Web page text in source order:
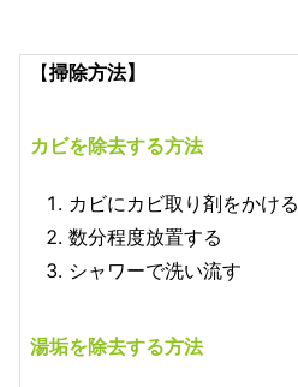
【掃除方法】
カビを除去する方法
カビにカビ取り剤をかける
数分程度放置する
シャワーで洗い流す
湯垢を除去する方法